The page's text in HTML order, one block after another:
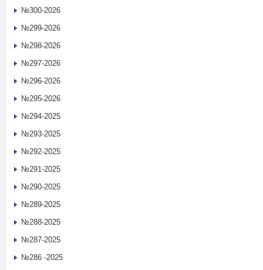
№300-2026
№299-2026
№298-2026
№297-2026
№296-2026
№295-2026
№294-2025
№293-2025
№292-2025
№291-2025
№290-2025
№289-2025
№288-2025
№287-2025
№286 -2025